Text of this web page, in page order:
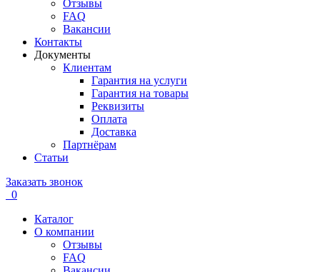
Отзывы
FAQ
Вакансии
Контакты
Документы
Клиентам
Гарантия на услуги
Гарантия на товары
Реквизиты
Оплата
Доставка
Партнёрам
Статьи
Заказать звонок
0
Каталог
О компании
Отзывы
FAQ